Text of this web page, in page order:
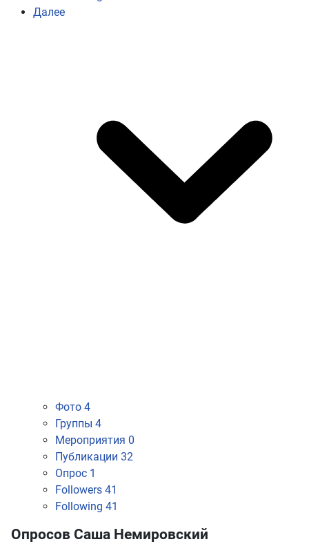
Далее
Фото 4
Группы 4
Мероприятия 0
Публикации 32
Опрос 1
Followers 41
Following 41
Опросов Саша Немировский